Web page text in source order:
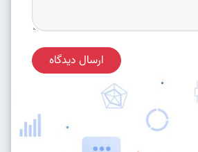
ارسال دیدگاه